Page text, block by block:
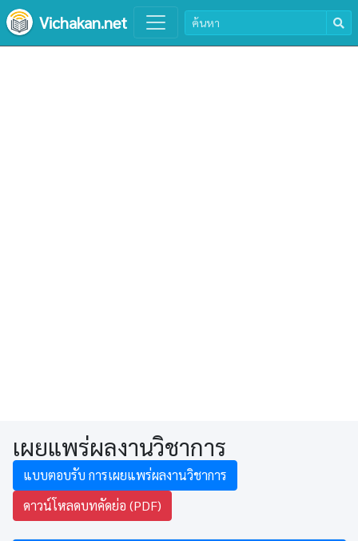
Vichakan.net
เผยแพร่ผลงานวิชาการ
แบบตอบรับ การเผยแพร่ผลงานวิชาการ
ดาวน์โหลดบทคัดย่อ (PDF)